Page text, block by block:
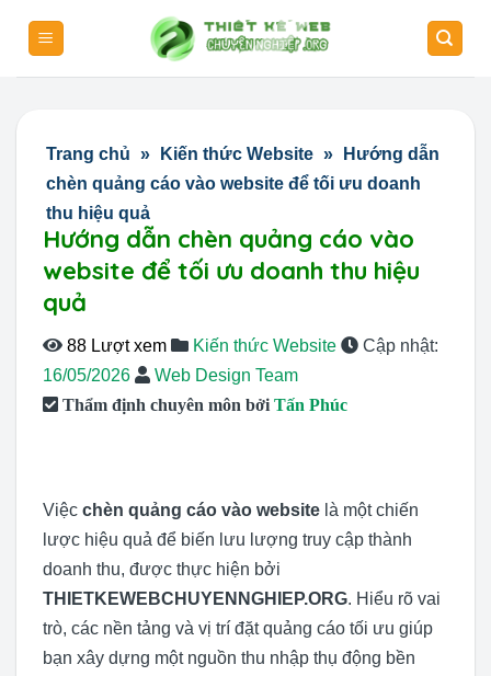
content
Trang chủ » Kiến thức Website »
Hướng dẫn
chèn quảng cáo vào website để tối ưu doanh
thu hiệu quả
Hướng dẫn chèn quảng cáo vào
website để tối ưu doanh thu hiệu
quả
88 Lượt xem Kiến thức Website
Cập nhật:
16/05/2026
Web Design Team
Thẩm định chuyên môn bởi Tấn Phúc
Việc chèn quảng cáo vào website là một chiến
lược hiệu quả để biến lưu lượng truy cập thành
doanh thu, được thực hiện bởi
THIETKEWEBCHUYENNGHIEP.ORG. Hiểu rõ vai
trò, các nền tảng và vị trí đặt quảng cáo tối ưu giúp
bạn xây dựng một nguồn thu nhập thụ động bền